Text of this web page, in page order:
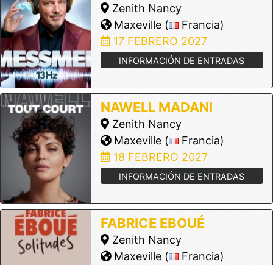
Zenith Nancy
Maxeville (
Francia)
17 FEBRERO 2027
INFORMACIÓN DE ENTRADAS
NAWELL MADANI
Zenith Nancy
Maxeville (
Francia)
18 FEBRERO 2027
INFORMACIÓN DE ENTRADAS
FABRICE EBOUÉ
Zenith Nancy
Maxeville (
Francia)